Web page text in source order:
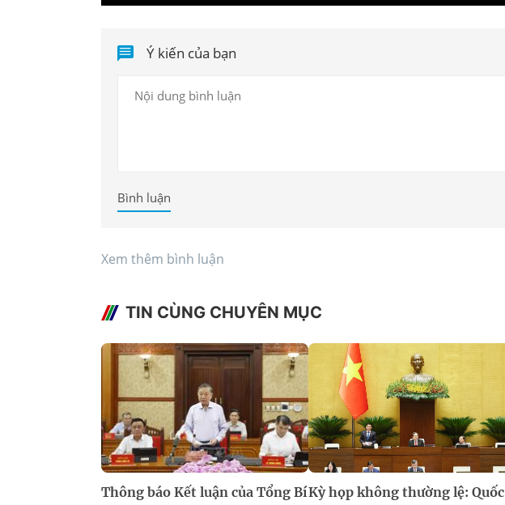
Ý kiến của bạn
Bình luận
Xem thêm bình luận
TIN CÙNG CHUYÊN MỤC
Thông báo Kết luận của Tổng BíKỳ họp không thường lệ: Quốc